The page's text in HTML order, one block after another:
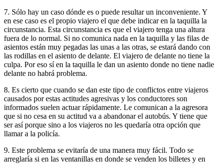
7. Sólo hay un caso dónde es o puede resultar un inconveniente. Y
en ese caso es el propio viajero el que debe indicar en la taquilla la
circunstancia. Esta circunstancia es que el viajero tenga una altura
fuera de lo normal. Si no comunica nada en la taquilla y las filas de
asientos están muy pegadas las unas a las otras, se estará dando con
las rodillas en el asiento de delante. El viajero de delante no tiene la
culpa. Por eso sí en la taquilla le dan un asiento donde no tiene nadie
delante no habrá problema.
8. Es cierto que cuando se dan este tipo de conflictos entre viajeros
causados por estas actitudes agresivas y los conductores son
informados suelen actuar rápidamente. Le comunican a la agresora
que si no cesa en su actitud va a abandonar el autobús. Y tiene que
ser así porque sino a los viajeros no les quedaría otra opción que
llamar a la policía.
9. Este problema se evitaría de una manera muy fácil. Todo se
arreglaría si en las ventanillas en donde se venden los billetes y en